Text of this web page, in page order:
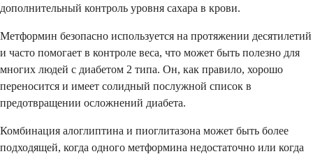
дополнительный контроль уровня сахара в крови.
Метформин безопасно используется на протяжении десятилетий
и часто помогает в контроле веса, что может быть полезно для
многих людей с диабетом 2 типа. Он, как правило, хорошо
переносится и имеет солидный послужной список в
предотвращении осложнений диабета.
Комбинация алоглиптина и пиоглитазона может быть более
подходящей, когда одного метформина недостаточно или когда